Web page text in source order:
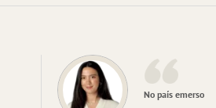
No país emerso